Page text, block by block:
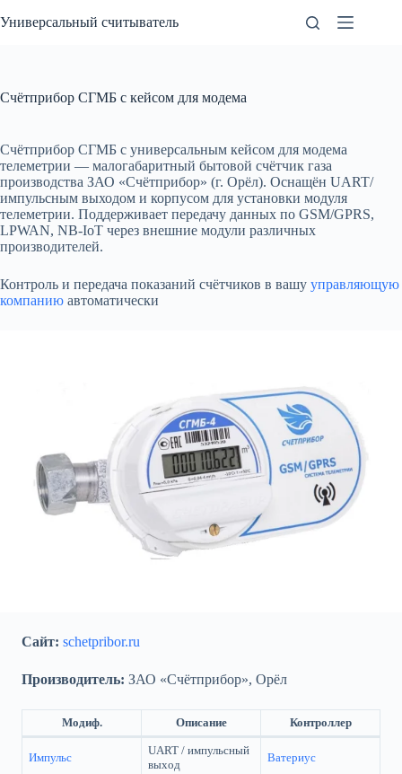
к
Универсальный считыватель
Счётприбор СГМБ с кейсом для модема
Счётприбор СГМБ с универсальным кейсом для модема
телеметрии — малогабаритный бытовой счётчик газа
производства ЗАО «Счётприбор» (г. Орёл). Оснащён UART/
импульсным выходом и корпусом для установки модуля
телеметрии. Поддерживает передачу данных по GSM/GPRS,
LPWAN, NB-IoT через внешние модули различных
производителей.
Контроль и передача показаний счётчиков в вашу управляющую
компанию автоматически
Сайт: schetpribor.ru
Производитель: ЗАО «Счётприбор», Орёл
Модиф. Описание Контроллер
Импульс
UART / импульсный
выход
Ватериус